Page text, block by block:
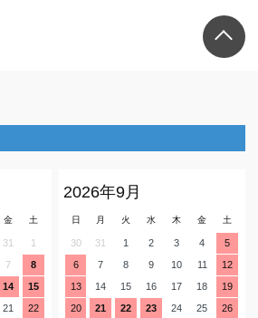
金 土
31
1
7
8
14
15
21
22
2026年9月
日 月 火 水 木 金 土
30 31 1 2 3 4
5
6
7 8 9 10 11
12
13
14 15 16 17 18
19
20
21 22 23 24 25
26